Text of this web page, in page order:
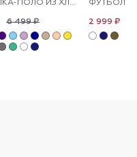
ФУТБОЛКА-ПОЛО ИЗ ХЛОПКА
6 499 ₽ 2 999 ₽